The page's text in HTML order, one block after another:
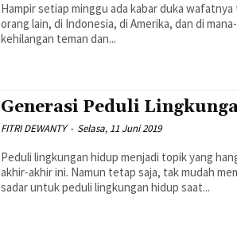
Hampir setiap minggu ada kabar duka
orang lain, di Indonesia, di Amerika, dan di
kehilangan teman dan...
Generasi Peduli
FITRI DEWANTY - Selasa, 11 Juni 2019
Peduli lingkungan hidup menjadi topik yang
akhir-akhir ini. Namun tetap saja, tak mudah
sadar untuk peduli lingkungan hidup saat...